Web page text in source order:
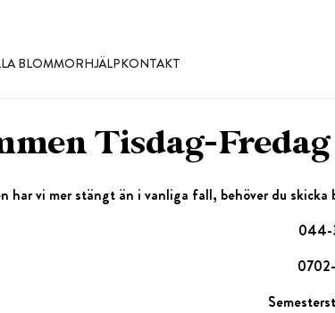
BLOMMORHJÄLPKONTAKT
Tisdag-Fredag
har vi mer stängt än i vanliga fall, behöver du
044-